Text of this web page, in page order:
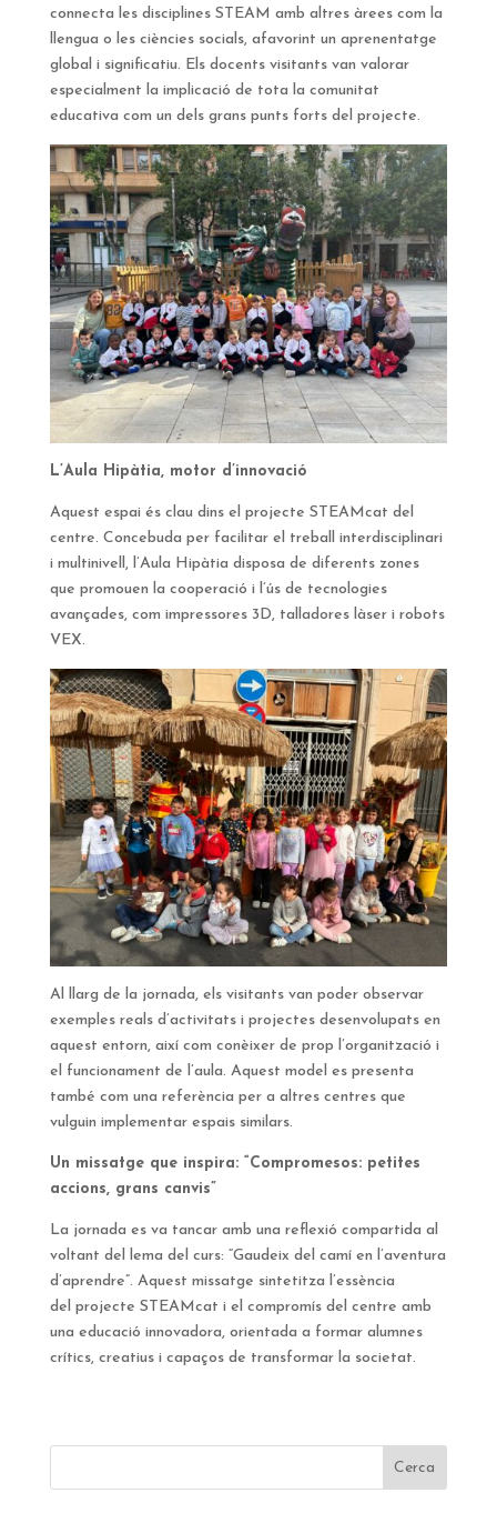
connecta les disciplines STEAM amb altres àrees com la
llengua o les ciències socials, afavorint un aprenentatge
global i significatiu. Els docents visitants van valorar
especialment la implicació de tota la comunitat
educativa com un dels grans punts forts del projecte.
L’Aula Hipàtia, motor d’innovació
Aquest espai és clau dins el projecte STEAMcat del
centre. Concebuda per facilitar el treball interdisciplinari
i multinivell, l’Aula Hipàtia disposa de diferents zones
que promouen la cooperació i l’ús de tecnologies
avançades, com impressores 3D, talladores làser i robots
VEX.
Al llarg de la jornada, els visitants van poder observar
exemples reals d’activitats i projectes desenvolupats en
aquest entorn, així com conèixer de prop l’organització i
el funcionament de l’aula. Aquest model es presenta
també com una referència per a altres centres que
vulguin implementar espais similars.
Un missatge que inspira: “Compromesos: petites
accions, grans canvis”
La jornada es va tancar amb una reflexió compartida al
voltant del lema del curs: “Gaudeix del camí en l’aventura
d’aprendre”. Aquest missatge sintetitza l’essència
del projecte STEAMcat i el compromís del centre amb
una educació innovadora, orientada a formar alumnes
crítics, creatius i capaços de transformar la societat.